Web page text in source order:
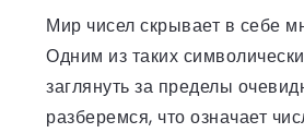
Мир чисел скрывает в себе
Одним из таких
заглянуть за пределы
разберемся, что означает